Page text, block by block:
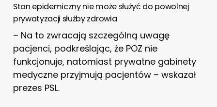
Stan epidemiczny nie może służyć do powolnej
prywatyzacji służby zdrowia
– Na to zwracają szczególną uwagę
pacjenci, podkreślając, że POZ nie
funkcjonuje, natomiast prywatne gabinety
medyczne przyjmują pacjentów – wskazał
prezes PSL.